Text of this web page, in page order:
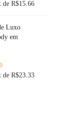
deR$15.66
Luxo
em
deR$23.33